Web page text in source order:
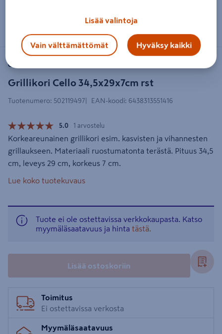
Zoomaa kuvaa sormilla kosketusnäytöllä
Grillikori Cello 34,5x29x7cm rst
CELLO
Tuotenumero: 502119497 EAN-koodi: 6438313551416
5.0 1 arvostelu
Korkeareunainen grillikori esim. kasvisten ja vihannesten
grillaukseen. Materiaali ruostumatonta terästä. Pituus 34,5
cm, leveys 29 cm, korkeus 7 cm.
Lue koko tuotekuvaus
Tuote ei ole ostettavissa verkkokaupasta. Katso
myymäläsaatavuus ja hinta tästä.
Lisää ostoskoriin
Toimitus
Ei ostettavissa verkosta
Myymäläsaatavuus
Lisää valintoja
Vain välttämättömät Hyväksy kaikki